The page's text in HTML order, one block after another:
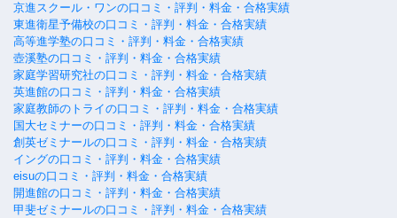
京進スクール・ワンの口コミ・評判・料金・合格実績
東進衛星予備校の口コミ・評判・料金・合格実績
高等進学塾の口コミ・評判・料金・合格実績
壺溪塾の口コミ・評判・料金・合格実績
家庭学習研究社の口コミ・評判・料金・合格実績
英進館の口コミ・評判・料金・合格実績
家庭教師のトライの口コミ・評判・料金・合格実績
国大セミナーの口コミ・評判・料金・合格実績
創英ゼミナールの口コミ・評判・料金・合格実績
イングの口コミ・評判・料金・合格実績
eisuの口コミ・評判・料金・合格実績
開進館の口コミ・評判・料金・合格実績
甲斐ゼミナールの口コミ・評判・料金・合格実績